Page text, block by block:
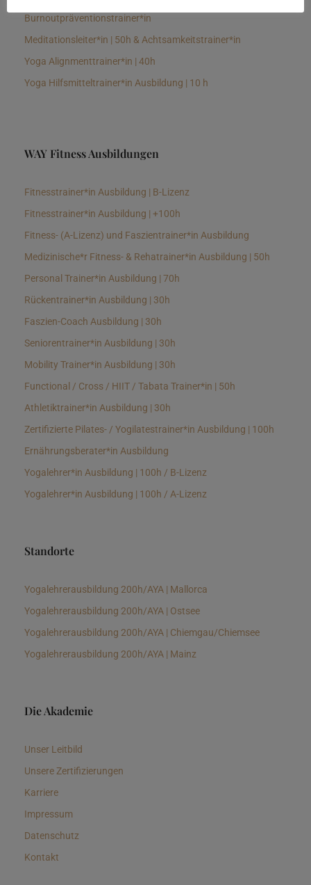
Burnoutpräventionstrainer*in
Meditationsleiter*in | 50h & Achtsamkeitstrainer*in
Yoga Alignmenttrainer*in | 40h
Yoga Hilfsmitteltrainer*in Ausbildung | 10 h
WAY Fitness Ausbildungen
Fitnesstrainer*in Ausbildung | B-Lizenz
Fitnesstrainer*in Ausbildung | +100h
Fitness- (A-Lizenz) und Faszientrainer*in Ausbildung
Medizinische*r Fitness- & Rehatrainer*in Ausbildung | 50h
Personal Trainer*in Ausbildung | 70h
Rückentrainer*in Ausbildung | 30h
Faszien-Coach Ausbildung | 30h
Seniorentrainer*in Ausbildung | 30h
Mobility Trainer*in Ausbildung | 30h
Functional / Cross / HIIT / Tabata Trainer*in | 50h
Athletiktrainer*in Ausbildung | 30h
Zertifizierte Pilates- / Yogilatestrainer*in Ausbildung | 100h
Ernährungsberater*in Ausbildung
Yogalehrer*in Ausbildung | 100h / B-Lizenz
Yogalehrer*in Ausbildung | 100h / A-Lizenz
Standorte
Yogalehrerausbildung 200h/AYA | Mallorca
Yogalehrerausbildung 200h/AYA | Ostsee
Yogalehrerausbildung 200h/AYA | Chiemgau/Chiemsee
Yogalehrerausbildung 200h/AYA | Mainz
Die Akademie
Unser Leitbild
Unsere Zertifizierungen
Karriere
Impressum
Datenschutz
Kontakt